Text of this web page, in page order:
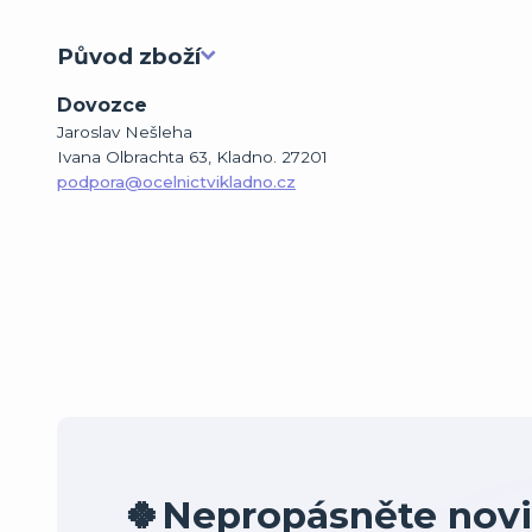
Původ zboží
Dovozce
Jaroslav Nešleha
Ivana Olbrachta 63, Kladno. 27201
podpora@ocelnictvikladno.cz
🍀Nepropásněte